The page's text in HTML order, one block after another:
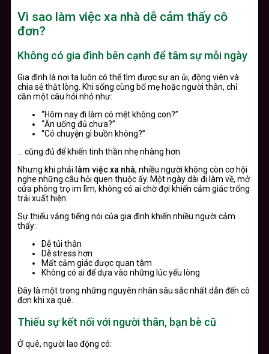
Vì sao làm việc xa nhà dễ cảm thấy cô
đơn?
Không có gia đình bên cạnh để tâm sự mỗi ngày
Gia đình là nơi ta luôn có thể tìm được sự an ủi, động viên và
chia sẻ thật lòng. Khi sống cùng bố mẹ hoặc người thân, chỉ
cần một câu hỏi nhỏ như:
“Hôm nay đi làm có mệt không con?”
“Ăn uống đủ chưa?”
“Có chuyện gì buồn không?”
… cũng đủ để khiến tinh thần nhẹ nhàng hơn.
Nhưng khi phải làm việc xa nhà, nhiều người không còn cơ hội
nghe những câu hỏi quen thuộc ấy. Một ngày dài đi làm về, mở
cửa phòng trọ im lìm, không có ai chờ đợi khiến cảm giác trống
trải xuất hiện.
Sự thiếu vắng tiếng nói của gia đình khiến nhiều người cảm
thấy:
Dễ tủi thân
Dễ stress hơn
Mất cảm giác được quan tâm
Không có ai để dựa vào những lúc yếu lòng
Đây là một trong những nguyên nhân sâu sắc nhất dẫn đến cô
đơn khi xa quê.
Thiếu sự kết nối với người thân, bạn bè cũ
Ở quê, người lao động có: